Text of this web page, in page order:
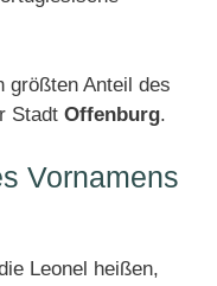
größten Anteil des
Stadt Offenburg.
Vornamens
Leonel heißen,